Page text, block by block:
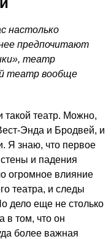
настолько
предпочитают
театр
театр вообще
такой театр. Можно,
Энда и Бродвей, и
Я знаю, что первое
и падения
огромное влияние
театра, и следы
дело еще не столько
в том, что он
более важная